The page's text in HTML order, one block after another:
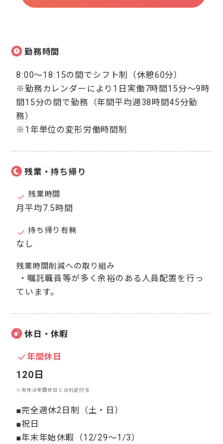
勤務時間
8:00～18:15の間でシフト制（休憩60分）
※勤務カレンダーにより1日実働7時間15分～9時
間15分の間で勤務（年間平均週38時間45分勤
務）
※1年単位の変形労働時間制
残業・持ち帰り
残業時間
月平均7.5時間
持ち帰り有無
なし
残業時間削減への取り組み
ています。
休日・休暇
年間休日
120日
※有休は年間休日とは別途付与
■完全週休2日制（土・日）
■祝日
■年末年始休暇（12/29～1/3）